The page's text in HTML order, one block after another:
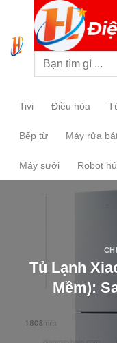
Tivi Điều hòa
Bếp từ Máy rửa
Máy sưởi Robot
Tủ Lạnh
Mềm):